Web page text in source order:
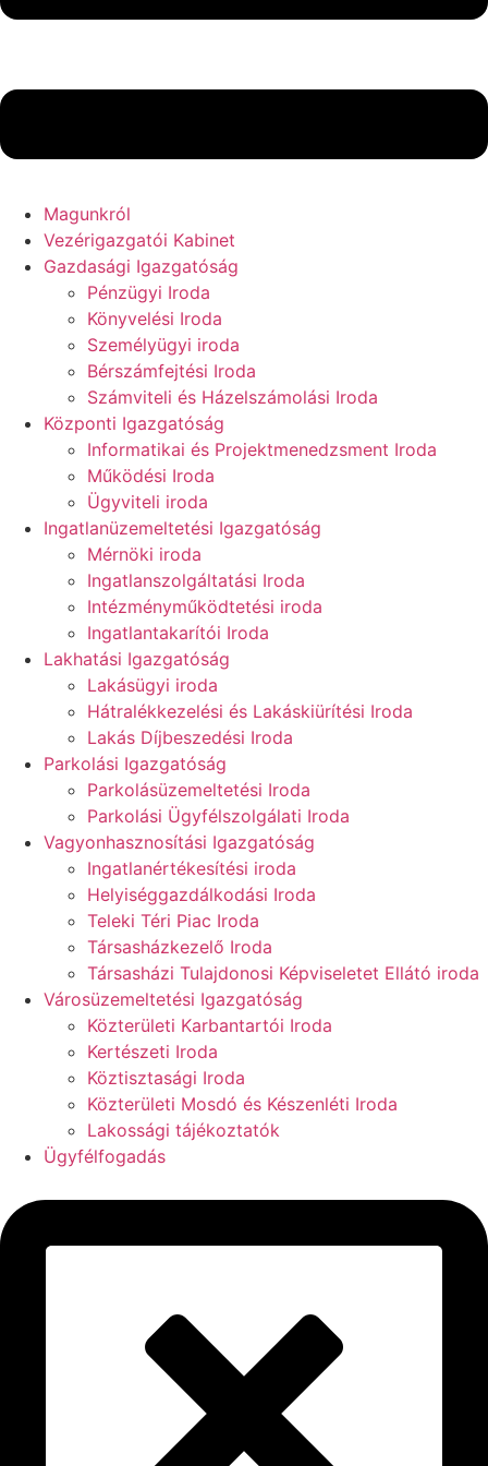
Magunkról
Vezérigazgatói Kabinet
Gazdasági Igazgatóság
Pénzügyi Iroda
Könyvelési Iroda
Személyügyi iroda
Bérszámfejtési Iroda
Számviteli és Házelszámolási Iroda
Központi Igazgatóság
Informatikai és Projektmenedzsment Iroda
Működési Iroda
Ügyviteli iroda
Ingatlanüzemeltetési Igazgatóság
Mérnöki iroda
Ingatlanszolgáltatási Iroda
Intézményműködtetési iroda
Ingatlantakarítói Iroda
Lakhatási Igazgatóság
Lakásügyi iroda
Hátralékkezelési és Lakáskiürítési Iroda
Lakás Díjbeszedési Iroda
Parkolási Igazgatóság
Parkolásüzemeltetési Iroda
Parkolási Ügyfélszolgálati Iroda
Vagyonhasznosítási Igazgatóság
Ingatlanértékesítési iroda
Helyiséggazdálkodási Iroda
Teleki Téri Piac Iroda
Társasházkezelő Iroda
Társasházi Tulajdonosi Képviseletet Ellátó iroda
Városüzemeltetési Igazgatóság
Közterületi Karbantartói Iroda
Kertészeti Iroda
Köztisztasági Iroda
Közterületi Mosdó és Készenléti Iroda
Lakossági tájékoztatók
Ügyfélfogadás